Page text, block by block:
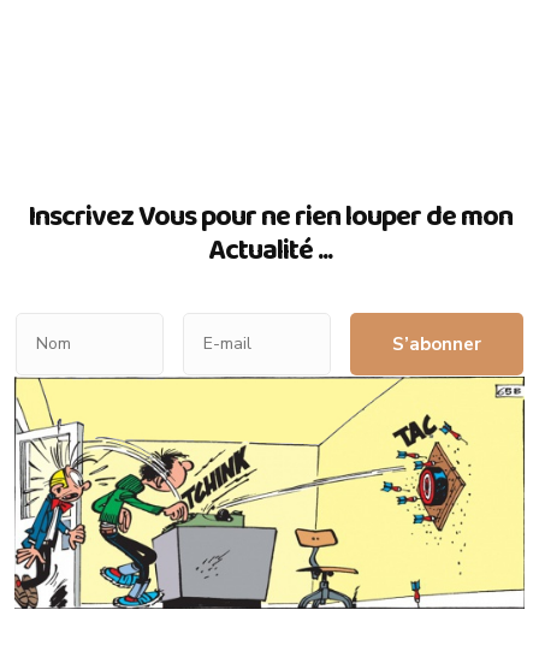
Inscrivez Vous pour ne rien louper de mon
Actualité ...
S’abonner